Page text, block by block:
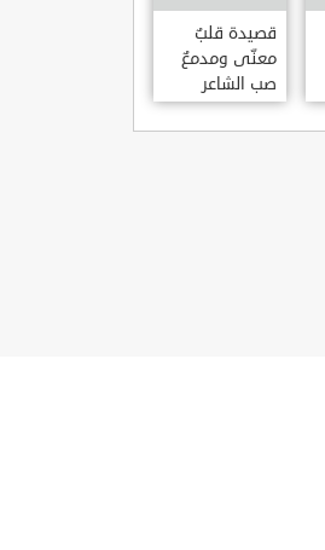
قصيدة قلبٌ
معنّى ومدمعٌ
صب الشاعر
سيف الدين
المشد